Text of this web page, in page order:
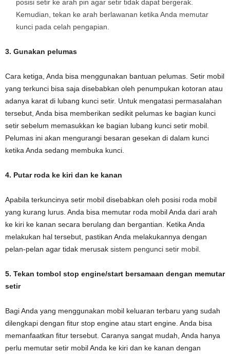
posisi setir ke arah pin agar setir tidak dapat bergerak.
Kemudian, tekan ke arah berlawanan ketika Anda memutar
kunci pada celah pengapian.
3. Gunakan pelumas
Cara ketiga, Anda bisa menggunakan bantuan pelumas. Setir mobil
yang terkunci bisa saja disebabkan oleh penumpukan kotoran atau
adanya karat di lubang kunci setir. Untuk mengatasi permasalahan
tersebut, Anda bisa memberikan sedikit pelumas ke bagian kunci
setir sebelum memasukkan ke bagian lubang kunci setir mobil.
Pelumas ini akan mengurangi besaran gesekan di dalam kunci
ketika Anda sedang membuka kunci.
4. Putar roda ke kiri dan ke kanan
Apabila terkuncinya setir mobil disebabkan oleh posisi roda mobil
yang kurang lurus. Anda bisa memutar roda mobil Anda dari arah
ke kiri ke kanan secara berulang dan bergantian. Ketika Anda
melakukan hal tersebut, pastikan Anda melakukannya dengan
pelan-pelan agar tidak merusak sistem pengunci setir mobil.
5. Tekan tombol stop engine/start bersamaan dengan memutar
setir
Bagi Anda yang menggunakan mobil keluaran terbaru yang sudah
dilengkapi dengan fitur stop engine atau start engine. Anda bisa
memanfaatkan fitur tersebut. Caranya sangat mudah, Anda hanya
perlu memutar setir mobil Anda ke kiri dan ke kanan dengan